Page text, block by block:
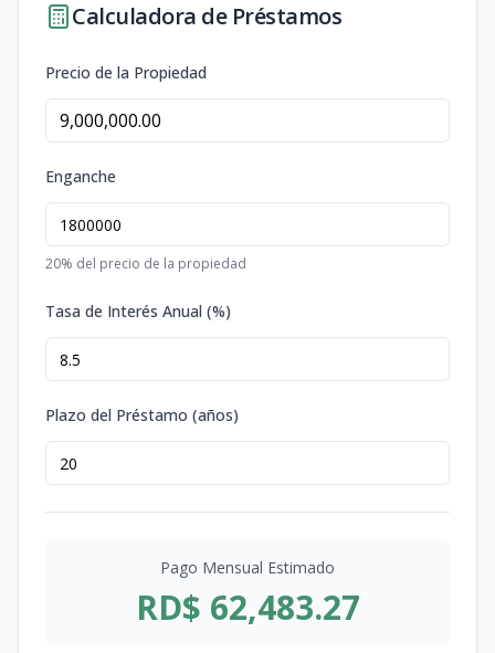
Calculadora de Préstamos
Precio de la Propiedad
Enganche
20% del precio de la propiedad
Tasa de Interés Anual (%)
Plazo del Préstamo (años)
Pago Mensual Estimado
RD$ 62,483.27